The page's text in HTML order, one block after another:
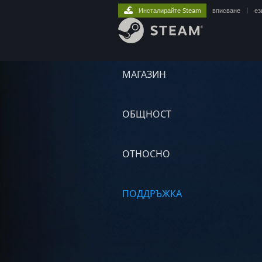
МАГАЗИН
ОБЩНОСТ
ОТНОСНО
ПОДДРЪЖКА
Инсталирайте Steam вписване